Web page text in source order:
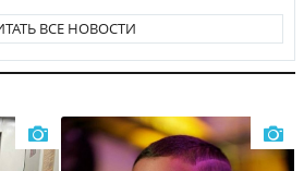
ВСЕ НОВОСТИ